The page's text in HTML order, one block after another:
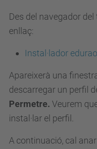
Des del navegador
enllaç:
Instal·lador
Apareixerà una
descarregar un perfil
Permetre. Veurem
instal·lar el perfil.
A continuació, cal